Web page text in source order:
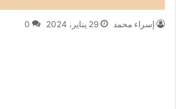
إسراء محمد 29 يناير، 2024 0